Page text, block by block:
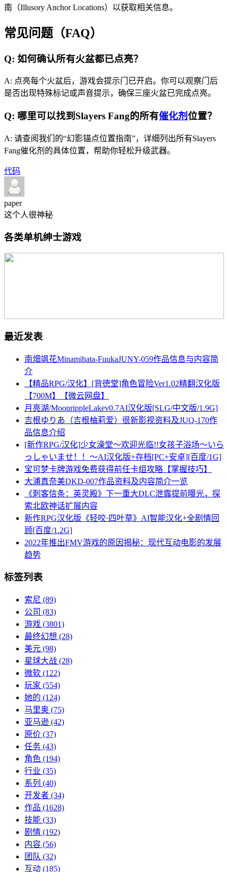
南（Illusory Anchor Locations）以获取相关信息。
常见问题（FAQ）
Q: 如何确认所有火盆都已点亮？
A: 点亮每个火盆后，游戏会提示门已开启。你可以观察门后
是否出现特殊标记或声音提示，确保三座火盆已完成点亮。
Q: 哪里可以找到Slayers Fang的所有催化剂位置？
A: 请查阅我们的“幻影锚点位置指南”，详细列出所有Slayers
Fang催化剂的具体位置，帮助你轻松升级武器。
代码
paper
这个人很神秘
各类单机绅士游戏
最近发表
南畑飒花Minamihata-FuukaJUNY-059作品信息与内容简
介
【精品RPG/汉化】[背徳堂]角色冒险Ver1.02精翻汉化版
【700M】【微云网盘】
月亮湖/MoonrippleLakev0.7AI汉化版[SLG/中文版/1.9G]
吉根ゆりあ（吉根柚莉爱）很新影视资料及JUQ-170作
品信息介绍
[新作RPG/汉化]少女澡堂～欢迎光临!!女孩子浴场～いら
っしゃいませ！！～AI汉化版+存档[PC+安卓][百度/1G]
宝可梦卡牌游戏免费获得前任卡组攻略【掌握技巧】
大浦真奈美DKD-007作品资料及内容简介一览
《刺客信条：英灵殿》下一重大DLC泄露提前曝光，探
索北欧神话扩展内容
新作RPG汉化版《轻咬·四叶草》AI智能汉化+全剧情回
顾[百度/1.2G]
2022年推出FMV游戏的原因揭秘：现代互动电影的发展
趋势
标签列表
索尼 (89)
公司 (83)
游戏 (3801)
最终幻想 (28)
美元 (98)
星球大战 (28)
微软 (122)
玩家 (554)
她的 (124)
马里奥 (75)
亚马逊 (42)
原价 (37)
任务 (43)
角色 (194)
行业 (35)
系列 (40)
开发者 (34)
作品 (1628)
技能 (33)
剧情 (192)
内容 (56)
团队 (32)
互动 (185)